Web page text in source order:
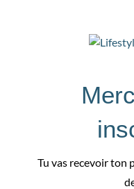
Tu vas recevoir ton